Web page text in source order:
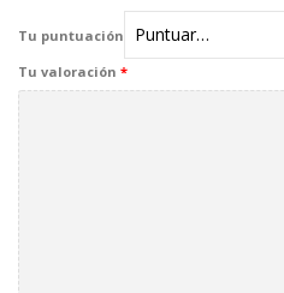
Tu puntuación
Tu valoración *